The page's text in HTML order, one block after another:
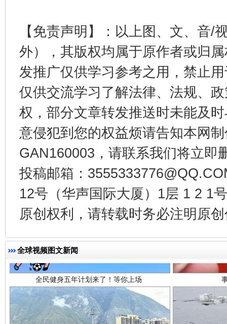
【免责声明】：以上图、文、音/
外），其版权均属于原作者或归
发推广仅供学习参考之用，禁止
仅供交流学习了解法律、法规、
权，部分文章转发推送时未能及
意侵犯到您的权益烦请告知本网
GAN160003，请联系我们将立即
投稿邮箱：
12号（华声国际大厦）1层 1 2 1
原创权利，请转载时务必注明原
全球视频图文新闻
受贿1.44亿！段成刚被判无期 从幼
全民健身五年计划来了！等你上场